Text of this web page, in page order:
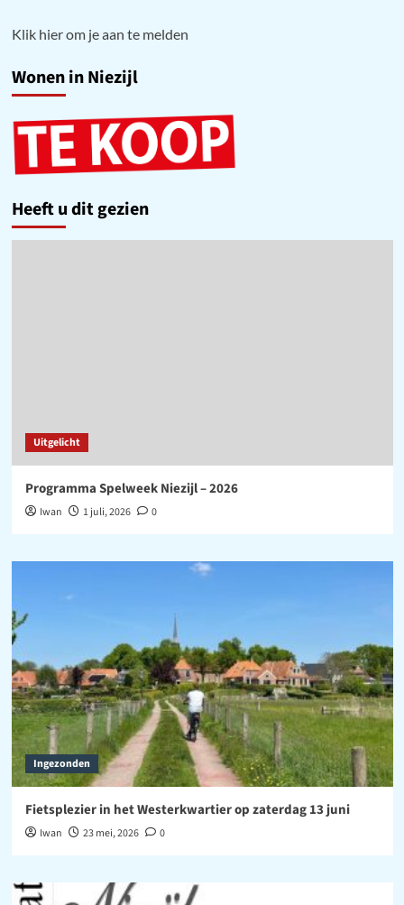
Klik hier om je aan te melden
Wonen in Niezijl
Heeft u dit gezien
Uitgelicht
Programma Spelweek Niezijl – 2026
Iwan 1 juli, 2026 0
Ingezonden
Fietsplezier in het Westerkwartier op zaterdag 13 juni
Iwan 23 mei, 2026 0